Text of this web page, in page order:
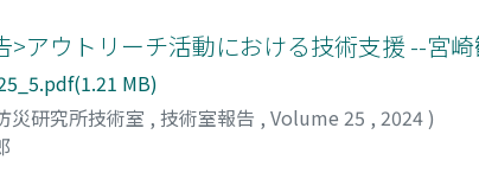
>アウトリーチ活動における技術支援 --宮
MB)
災研究所技術室 , 技術室報告 , Volume 25 , 2024)